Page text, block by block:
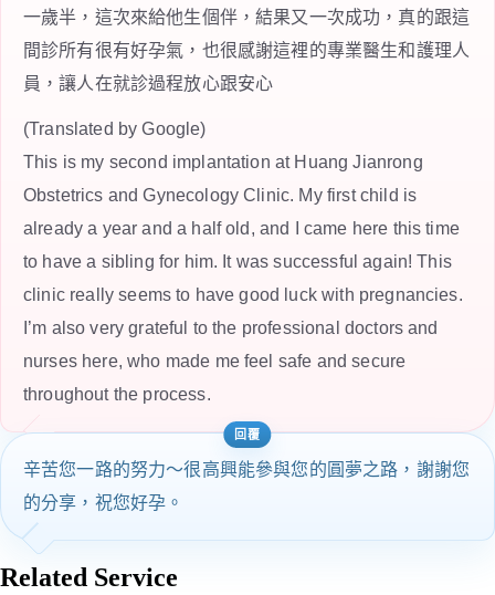
一歲半，這次來給他生個伴，結果又一次成功，真的跟這
間診所有很有好孕氣，也很感謝這裡的專業醫生和護理人
員，讓人在就診過程放心跟安心
(Translated by Google)
This is my second implantation at Huang Jianrong
Obstetrics and Gynecology Clinic. My first child is
already a year and a half old, and I came here this time
to have a sibling for him. It was successful again! This
clinic really seems to have good luck with pregnancies.
I’m also very grateful to the professional doctors and
nurses here, who made me feel safe and secure
throughout the process.
辛苦您一路的努力～很高興能參與您的圓夢之路，謝謝您
的分享，祝您好孕。
Related Service